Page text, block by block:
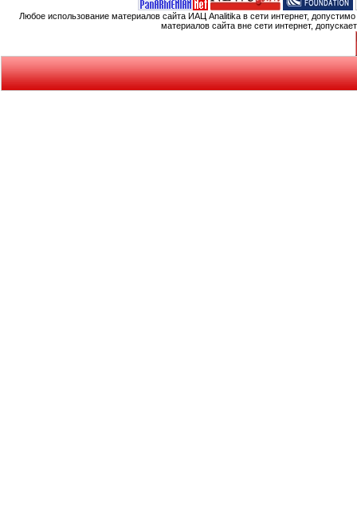
Любое использование материалов сайта ИАЦ Analitika в сети интернет,
материалов сайта вне сети интернет,